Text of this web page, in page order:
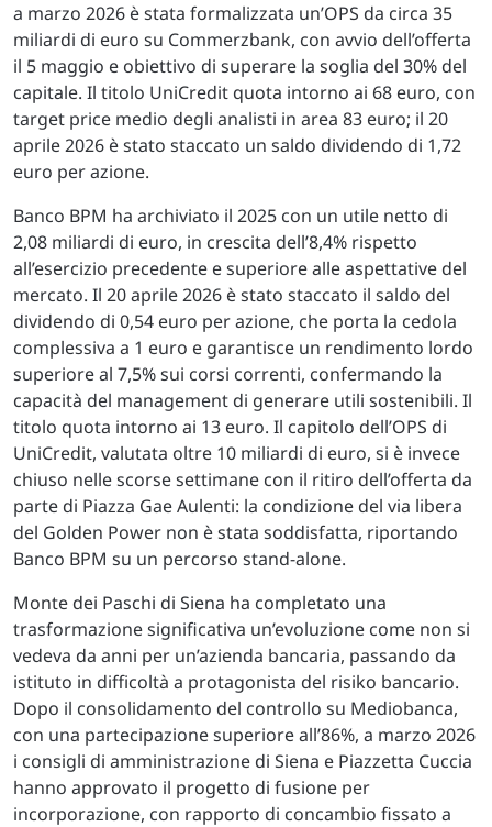
a marzo 2026 è stata formalizzata un’OPS da circa 35
miliardi di euro su Commerzbank, con avvio dell’offerta
il 5 maggio e obiettivo di superare la soglia del 30% del
capitale. Il titolo UniCredit quota intorno ai 68 euro, con
target price medio degli analisti in area 83 euro; il 20
aprile 2026 è stato staccato un saldo dividendo di 1,72
euro per azione.
Banco BPM ha archiviato il 2025 con un utile netto di
2,08 miliardi di euro, in crescita dell’8,4% rispetto
all’esercizio precedente e superiore alle aspettative del
mercato. Il 20 aprile 2026 è stato staccato il saldo del
dividendo di 0,54 euro per azione, che porta la cedola
complessiva a 1 euro e garantisce un rendimento lordo
superiore al 7,5% sui corsi correnti, confermando la
capacità del management di generare utili sostenibili. Il
titolo quota intorno ai 13 euro. Il capitolo dell’OPS di
UniCredit, valutata oltre 10 miliardi di euro, si è invece
chiuso nelle scorse settimane con il ritiro dell’offerta da
parte di Piazza Gae Aulenti: la condizione del via libera
del Golden Power non è stata soddisfatta, riportando
Banco BPM su un percorso stand-alone.
Monte dei Paschi di Siena ha completato una
trasformazione significativa un’evoluzione come non si
vedeva da anni per un’azienda bancaria, passando da
istituto in difficoltà a protagonista del risiko bancario.
Dopo il consolidamento del controllo su Mediobanca,
con una partecipazione superiore all’86%, a marzo 2026
i consigli di amministrazione di Siena e Piazzetta Cuccia
hanno approvato il progetto di fusione per
incorporazione, con rapporto di concambio fissato a